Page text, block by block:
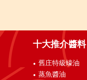
十大推介醬料
舊庄特級蠔油
蒸魚醬油